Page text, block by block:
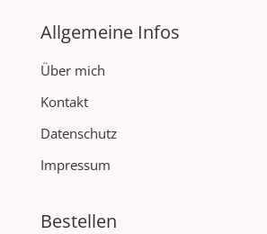
Allgemeine Infos
Über mich
Kontakt
Datenschutz
Impressum
Bestellen